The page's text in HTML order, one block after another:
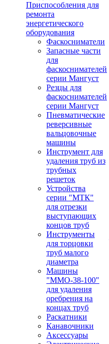
Приспособления для
ремонта
энергетического
оборудования
Фаскосниматели
Запасные части
для
фаскоснимателей
серии Мангуст
Резцы для
фаскоснимателей
серии Мангуст
Пневматические
реверсивные
вальцовочные
машины
Инструмент для
удаления труб из
трубных
решеток
Устройства
серии "МТК"
для отрезки
выступающих
концов труб
Инструменты
для торцовки
труб малого
диаметра
Машины
"ММО-38-100"
для удаления
оребрения на
концах труб
Раскатники
Канавочники
Аксессуары